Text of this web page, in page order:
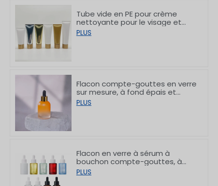
Tube vide en PE pour crème
nettoyante pour le visage et
crème pour les mains, avec
bouchons en bambou,
PLUS
Flacon compte-gouttes en verre
sur mesure, à fond épais et
gradué, 30 ml
PLUS
Flacon en verre à sérum à
bouchon compte-gouttes, à
bord plat et finition blanche
givrée, 10/30/50/60/80/100 ml
PLUS
Deutsch